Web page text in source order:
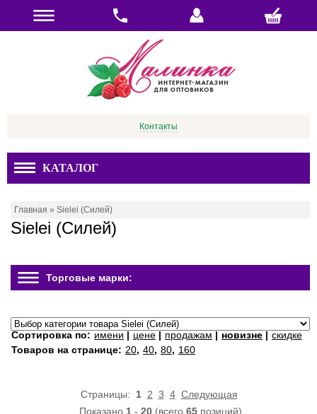
Контакты
КАТАЛОГ
Главная » Sielei (Силей)
Sielei (Силей)
Торговые марки:
Сортировка по: имени | цене | продажам | новизне | скидке
Товаров на странице: 20, 40, 80, 160
Страницы: 1 2 3 4 Следующая
Показано 1- 20(всего 65позиций)